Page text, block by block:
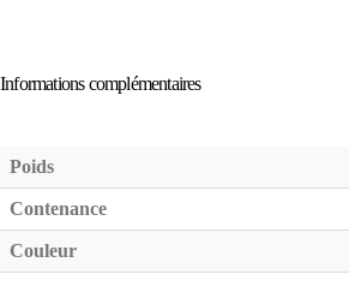
Informations complémentaires
Poids
Contenance
Couleur